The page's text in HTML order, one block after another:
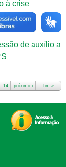
à crise
de auxílio a
14 15 …
próximo › fim »